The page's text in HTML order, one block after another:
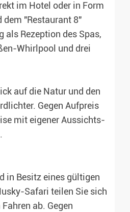
im Hotel oder in Form
dem "Restaurant 8"
als Rezeption des Spas,
Whirlpool und drei
auf die Natur und den
Gegen Aufpreis
mit eigener Aussichts-
in Besitz eines gültigen
Safari teilen Sie sich
ab. Gegen